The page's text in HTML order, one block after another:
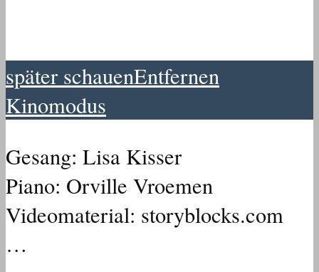
später schauenEntfernen
Kinomodus
Gesang: Lisa Kisser
Piano: Orville Vroemen
Videomaterial: storyblocks.com
…